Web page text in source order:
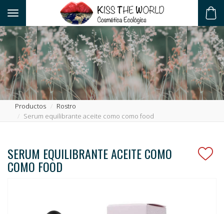
Toggle navigation
Productos
Rostro
Serum equilibrante aceite como como food
SERUM EQUILIBRANTE ACEITE COMO
COMO FOOD